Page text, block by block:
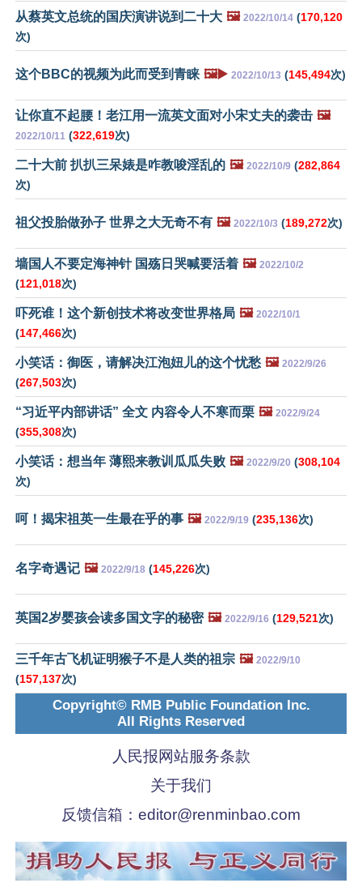
从蔡英文总统的国庆演讲说到二十大 🖼️ 2022/10/14 (170,120
次)
这个BBC的视频为此而受到青睐 🖼️▶️ 2022/10/13 (145,494次)
让你直不起腰！老江用一流英文面对小宋丈夫的袭击 🖼️
2022/10/11 (322,619次)
二十大前 扒扒三呆婊是咋教唆淫乱的 🖼️ 2022/10/9 (282,864
次)
祖父投胎做孙子 世界之大无奇不有 🖼️ 2022/10/3 (189,272次)
墙国人不要定海神针 国殇日哭喊要活着 🖼️ 2022/10/2
(121,018次)
吓死谁！这个新创技术将改变世界格局 🖼️ 2022/10/1
(147,466次)
小笑话：御医，请解决江泡妞儿的这个忧愁 🖼️ 2022/9/26
(267,503次)
“习近平内部讲话” 全文 内容令人不寒而栗 🖼️ 2022/9/24
(355,308次)
小笑话：想当年 薄熙来教训瓜瓜失败 🖼️ 2022/9/20 (308,104
次)
呵！揭宋祖英一生最在乎的事 🖼️ 2022/9/19 (235,136次)
名字奇遇记 🖼️ 2022/9/18 (145,226次)
英国2岁婴孩会读多国文字的秘密 🖼️ 2022/9/16 (129,521次)
三千年古飞机证明猴子不是人类的祖宗 🖼️ 2022/9/10
(157,137次)
Copyright© RMB Public Foundation Inc.
All Rights Reserved
人民报网站服务条款
关于我们
反馈信箱： editor@renminbao.com